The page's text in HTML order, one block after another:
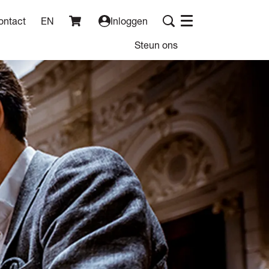
EN Inloggen
Steun ons
Menu